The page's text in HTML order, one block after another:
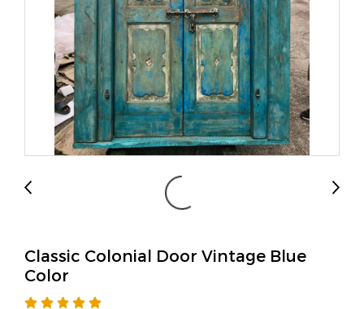
Classic Colonial Door Vintage Blue
Color